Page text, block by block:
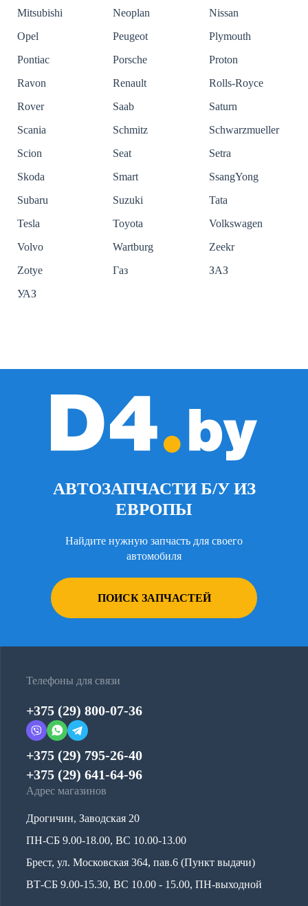
Mitsubishi
Neoplan
Nissan
Opel
Peugeot
Plymouth
Pontiac
Porsche
Proton
Ravon
Renault
Rolls-Royce
Rover
Saab
Saturn
Scania
Schmitz
Schwarzmueller
Scion
Seat
Setra
Skoda
Smart
SsangYong
Subaru
Suzuki
Tata
Tesla
Toyota
Volkswagen
Volvo
Wartburg
Zeekr
Zotye
Газ
ЗАЗ
УАЗ
АВТОЗАПЧАСТИ Б/У ИЗ
ЕВРОПЫ
Найдите нужную запчасть для своего
автомобиля
ПОИСК ЗАПЧАСТЕЙ
Телефоны для связи
+375 (29) 800-07-36
+375 (29) 795-26-40
+375 (29) 641-64-96
Адрес магазинов
Дрогичин, Заводская 20
ПН-СБ 9.00-18.00, ВС 10.00-13.00
Брест, ул. Московская 364, пав.6 (Пункт выдачи)
ВТ-СБ 9.00-15.30, ВС 10.00 - 15.00, ПН-выходной